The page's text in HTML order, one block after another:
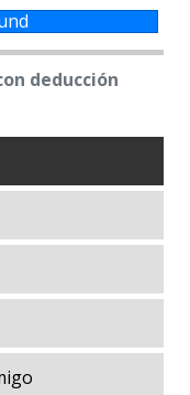
deducción
en